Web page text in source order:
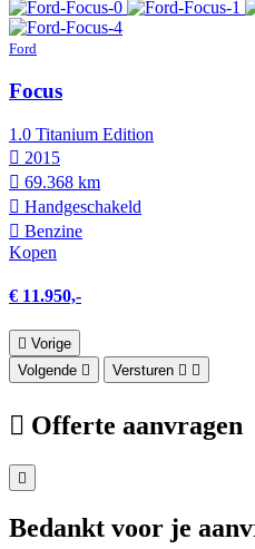
Ford
Focus
1.0 Titanium Edition
2015
69.368 km
Hand­geschakeld
Benzine
Kopen
€ 11.950,-
Vorige
Volgende
Versturen
Offerte aanvragen
Bedankt voor je